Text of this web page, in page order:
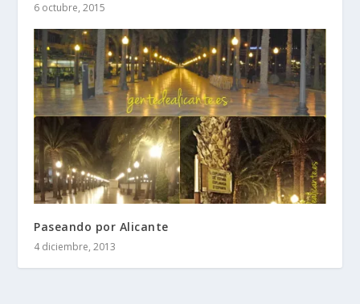
6 octubre, 2015
Paseando por Alicante
4 diciembre, 2013